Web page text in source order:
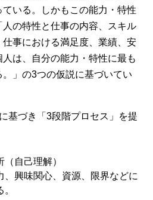
いる。しかもこの能力・特性
の特性と仕事の内容、スキル
事における満足度、業績、安
は、自分の能力・特性に最も
」の3つの仮説に基づいてい
基づき「3段階プロセス」を提
自己理解）
、興味関心、資源、限界などに